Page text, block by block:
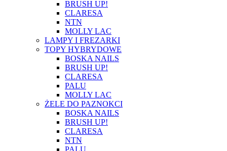
BRUSH UP!
CLARESA
NTN
MOLLY LAC
LAMPY I FREZARKI
TOPY HYBRYDOWE
BOSKA NAILS
BRUSH UP!
CLARESA
PALU
MOLLY LAC
ŻELE DO PAZNOKCI
BOSKA NAILS
BRUSH UP!
CLARESA
NTN
PALU